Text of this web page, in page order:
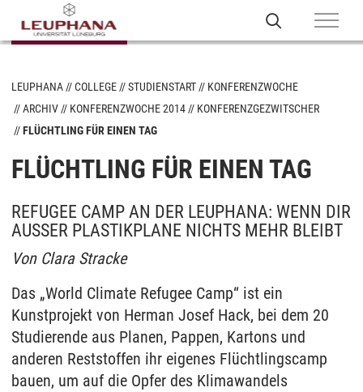
LEUPHANA COLLEGE STUDIENSTART
KONFERENZWOCHE
ARCHIV
KONFERENZWOCHE 2014
KONFERENZGEZWITSCHER
FLÜCHTLING FÜR EINEN TAG
FLÜCHTLING FÜR EINEN TAG
REFUGEE CAMP AN DER LEUPHANA: WENN DIR
AUSSER PLASTIKPLANE NICHTS MEHR BLEIBT
Von Clara Stracke
Das „World Climate Refugee Camp“ ist ein
Kunstprojekt von Herman Josef Hack, bei dem 20
Studierende aus Planen, Pappen, Kartons und
anderen Reststoffen ihr eigenes Flüchtlingscamp
bauen, um auf die Opfer des Klimawandels